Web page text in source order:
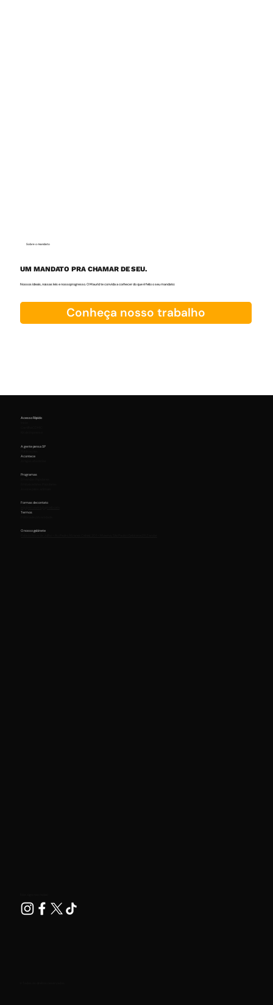
Sobre o mandato
UM MANDATO PRA CHAMAR DE SEU.
Nossos ideais, nossas leis e nosso progresso. O Maurici te convida a conhecer do que é feito o seu mandato:
Conheça nosso trabalho
Acesso Rápido
A gente pensa SP
Acontece
Programas
Formas de contato
Termos
O nosso gabinete